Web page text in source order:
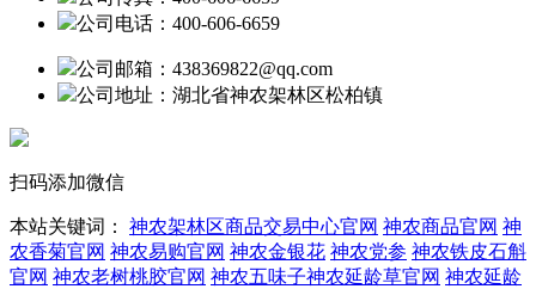
公司电话：400-606-6659
公司邮箱：438369822@qq.com
公司地址：湖北省神农架林区松柏镇
扫码添加微信
本站关键词： 神农架林区商品交易中心官网 神农商品官网 神
农香菊官网 神农易购官网 神农金银花 神农党参 神农铁皮石斛
官网 神农老树桃胶官网 神农五味子神农延龄草官网 神农延龄